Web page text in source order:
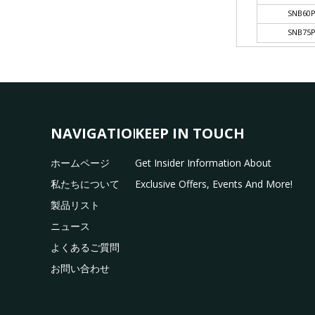
SNB60P
SNB75P
NAVIGATION
ホームページ
私たちについて
製品リスト
ニュース
よくあるご質問
お問い合わせ
KEEP IN TOUCH
Get Insider Information About
Exclusive Offers, Events And More!